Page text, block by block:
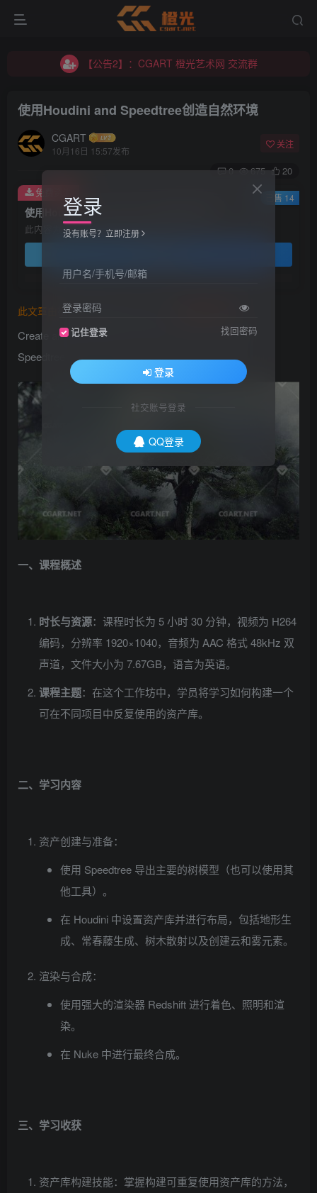
【公告2】：CGART 橙光艺术网 交流群
【公告2】：CGART 橙光艺术网 交流群
使用Houdini and Speedtree创造自然环境
CGART
10月16日 15:57发布
关注
0 675 20
使用Houdini and Speedtree创造自然环境
此内容为免费资源，请登录后查看
免费资源 已售 14
此文章由 橙光艺术网(www.cgart.net)
Create an Atmospheric Environment in Houdini and
Speedtree
一、课程概述
时长与资源：课程时长为 5 小时 30 分钟，视频为 H264
编码，分辨率 1920×1040，音频为 AAC 格式 48kHz 双
声道，文件大小为 7.67GB，语言为英语。
课程主题：在这个工作坊中，学员将学习如何构建一个
可在不同项目中反复使用的资产库。
二、学习内容
资产创建与准备：
使用 Speedtree 导出主要的树模型（也可以使用其
他工具）。
在 Houdini 中设置资产库并进行布局，包括地形生
成、常春藤生成、树木散射以及创建云和雾元素。
渲染与合成：
使用强大的渲染器 Redshift 进行着色、照明和渲
染。
在 Nuke 中进行最终合成。
三、学习收获
资产库构建技能：掌握构建可重复使用资产库的方法，
登录
没有账号？立即注册
用户名/手机号/邮箱
登录密码
记住登录 找回密码
登录
社交账号登录
QQ登录